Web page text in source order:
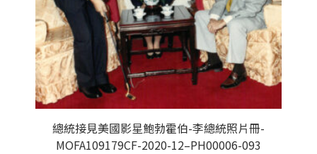
總統接見美國影星鮑勃霍伯-李總統照片冊-
MOFA109179CF-2020-12–PH00006-093